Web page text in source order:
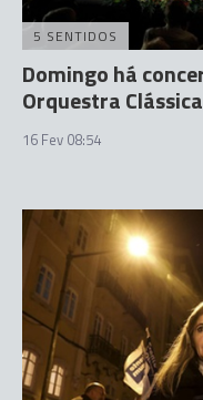
5 SENTIDOS
Domingo há
Orquestra
16 Fev 08:54